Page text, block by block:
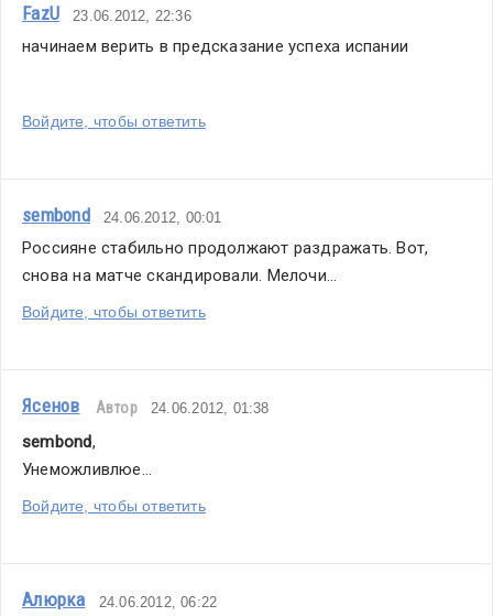
FazU 23.06.2012, 22:36
начинаем верить в предсказание успеха испании
Войдите, чтобы ответить
sembond 24.06.2012, 00:01
Россияне стабильно продолжают раздражать. Вот,
снова на матче скандировали. Мелочи...
Войдите, чтобы ответить
Ясенов Автор 24.06.2012, 01:38
sembond,
Унеможливлюе...
Войдите, чтобы ответить
Алюрка 24.06.2012, 06:22